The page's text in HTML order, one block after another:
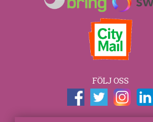
FÖLJ OSS